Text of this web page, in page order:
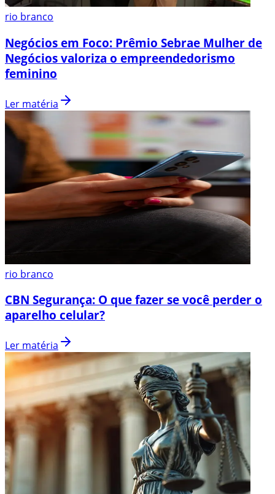
rio branco
Negócios em Foco: Prêmio Sebrae Mulher de
Negócios valoriza o empreendedorismo
feminino
Ler matéria
rio branco
CBN Segurança: O que fazer se você perder o
aparelho celular?
Ler matéria